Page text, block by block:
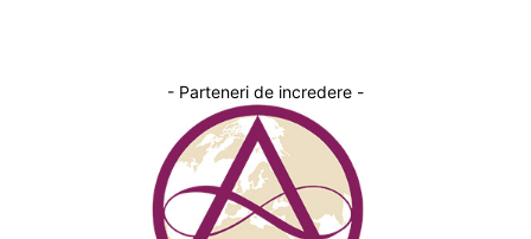
- Parteneri de incredere -